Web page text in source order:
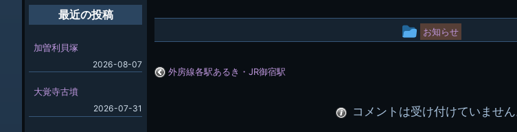
投
ー
お知らせ
外房線各駅あるき・JR御宿駅
コメントは受け付けていません
最近の投稿
加曽利貝塚
2026-08-07
大覚寺古墳
2026-07-31